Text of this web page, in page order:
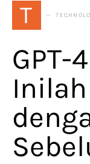
T
GPT-